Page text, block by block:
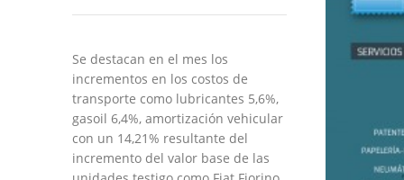
Se destacan en el mes los
incrementos en los costos de
transporte como lubricantes 5,6%,
gasoil 6,4%, amortización vehicular
con un 14,21% resultante del
incremento del valor base de las